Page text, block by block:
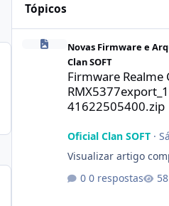
Tópicos
Novas Firmware e
Clan SOFT
Firmware Realme
41622505400.zip
Oficial Clan SOFT·
Visualizar artigo
0 respostas